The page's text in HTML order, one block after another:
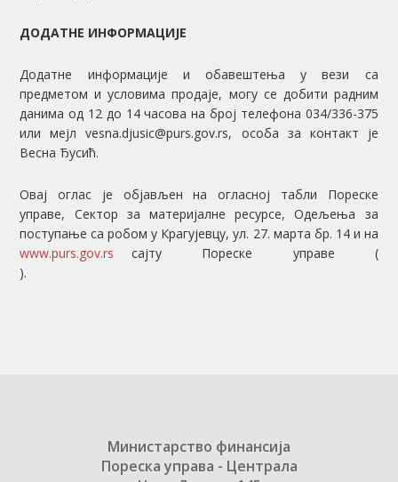
ДОДАТНЕ ИНФОРМАЦИЈЕ
Додатне информације и обавештења у вези са
предметом и условима продаје, могу се добити радним
данима од 12 до 14 часова на број телефона 034/336-375
или мејл vesna.djusic@purs.gov.rs, oсобa за контакт je
Весна Ђусић.
Овај оглас je објављен на огласној табли Пореске
управе, Сектор за материјалне ресурсе, Одељења за
поступање са робом у Крагујевцу, ул. 27. марта бр. 14 и на
сајту Пореске управе (
www.purs.gov.rs
).
Министарство финансија
Пореска управа - Централа